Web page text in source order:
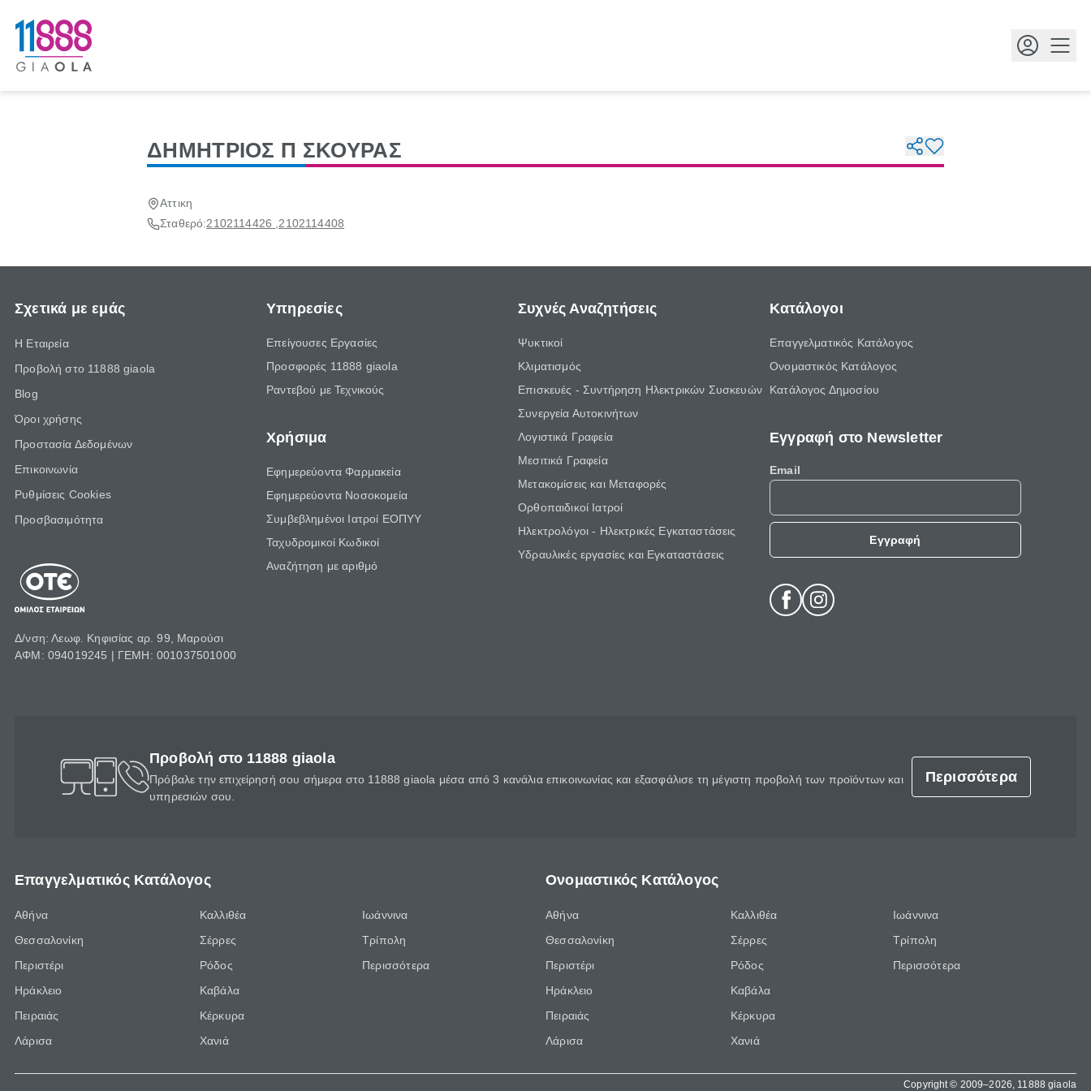
ΔΗΜΗΤΡΙΟΣ Π ΣΚΟΥΡΑΣ
Αττικη
Σταθερό:2102114426 2102114408
Σχετικά με εμάς
Η Εταιρεία
Προβολή στο 11888 giaola
Blog
Όροι χρήσης
Προστασία Δεδομένων
Επικοινωνία
Ρυθμίσεις Cookies
Προσβασιμότητα
Δ/νση: Λεωφ. Κηφισίας αρ. 99, Μαρούσι
ΑΦΜ: 094019245 | ΓΕΜΗ: 001037501000
Υπηρεσίες
Επείγουσες Εργασίες
Προσφορές 11888 giaola
Ραντεβού με Τεχνικούς
Χρήσιμα
Εφημερεύοντα Φαρμακεία
Εφημερεύοντα Νοσοκομεία
Συμβεβλημένοι Ιατροί ΕΟΠΥΥ
Ταχυδρομικοί Κωδικοί
Αναζήτηση με αριθμό
Συχνές Αναζητήσεις
Ψυκτικοί
Κλιματισμός
Επισκευές - Συντήρηση Ηλεκτρικών Συσκευών
Συνεργεία Αυτοκινήτων
Λογιστικά Γραφεία
Μεσιτικά Γραφεία
Μετακομίσεις και Μεταφορές
Ορθοπαιδικοί Ιατροί
Ηλεκτρολόγοι - Ηλεκτρικές Εγκαταστάσεις
Υδραυλικές εργασίες και Εγκαταστάσεις
Κατάλογοι
Επαγγελματικός Κατάλογος
Ονομαστικός Κατάλογος
Κατάλογος Δημοσίου
Εγγραφή στο Newsletter
Email
Εγγραφή
Προβολή στο 11888 giaola
Πρόβαλε την επιχείρησή σου σήμερα στο 11888 giaola μέσα από 3 κανάλια επικοινωνίας και εξασφάλισε τη μέγιστη προβολή των προϊόντων και
υπηρεσιών σου.
Περισσότερα
Επαγγελματικός Κατάλογος
Αθήνα
Θεσσαλονίκη
Περιστέρι
Ηράκλειο
Πειραιάς
Λάρισα
Καλλιθέα
Σέρρες
Ρόδος
Καβάλα
Κέρκυρα
Χανιά
Ιωάννινα
Τρίπολη
Περισσότερα
Ονομαστικός Κατάλογος
Αθήνα
Θεσσαλονίκη
Περιστέρι
Ηράκλειο
Πειραιάς
Λάρισα
Καλλιθέα
Σέρρες
Ρόδος
Καβάλα
Κέρκυρα
Χανιά
Ιωάννινα
Τρίπολη
Περισσότερα
Copyright © 2009–2026, 11888 giaola